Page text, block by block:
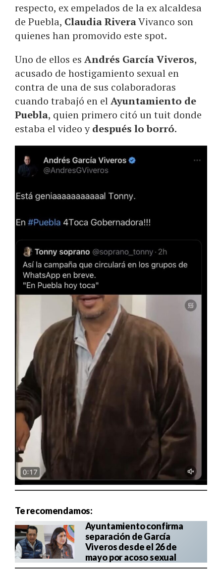
respecto, ex empelados de la ex alcaldesa
de Puebla, Claudia RiveraVivanco son
quienes han promovido este spot.
Uno de ellos es Andrés García Viveros,
acusado de hostigamiento sexual en
contra de una de sus colaboradoras
cuando trabajó en elAyuntamiento de
Puebla, quien primero citó un tuit donde
estaba el video ydespués lo borró.
Te recomendamos:
Ayuntamiento confirma
separación de García
Viveros desde el 26 de
mayo por acoso sexual